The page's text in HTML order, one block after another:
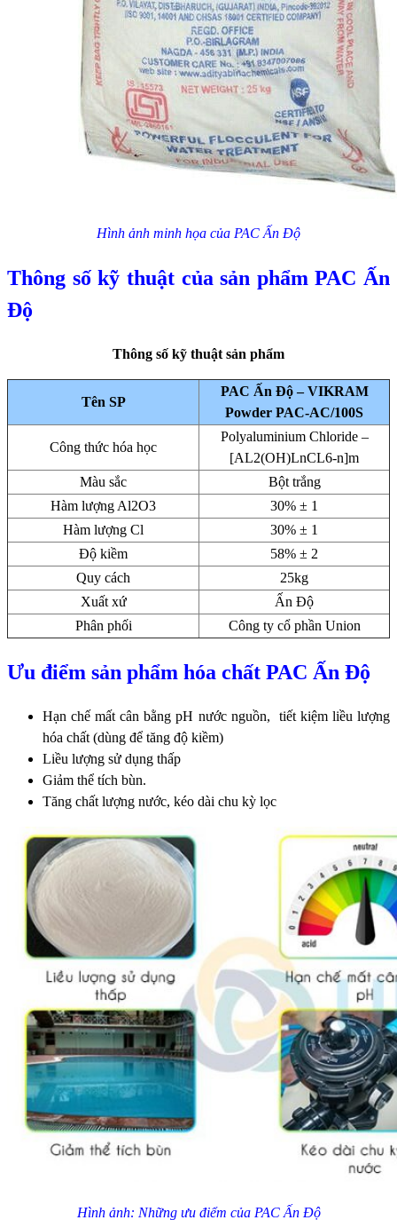
Hình ảnh minh họa của PAC Ấn Độ
Thông số kỹ thuật của sản phẩm PAC Ấn
Độ
Thông số kỹ thuật sản phẩm
Tên SP
PAC Ấn Độ – VIKRAM
Powder PAC-AC/100S
Công thức hóa học
Polyaluminium Chloride –
[AL2(OH)LnCL6-n]m
Màu sắc
Bột trắng
Hàm lượng Al2O3
30% ± 1
Hàm lượng Cl
30% ± 1
Độ kiềm
58% ± 2
Quy cách
25kg
Xuất xứ
Ấn Độ
Phân phối
Công ty cổ phần Union
Ưu điểm sản phẩm hóa chất PAC Ấn Độ
Hạn chế mất cân bằng pH nước nguồn, tiết kiệm liều lượng
hóa chất (dùng để tăng độ kiềm)
Liều lượng sử dụng thấp
Giảm thể tích bùn.
Tăng chất lượng nước, kéo dài chu kỳ lọc
Hình ảnh: Những ưu điểm của PAC Ấn Độ